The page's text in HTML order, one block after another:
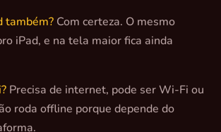
também? Com certeza. O mesmo
iPad, e na tela maior fica ainda
Precisa de internet, pode ser Wi-Fi ou
roda offline porque depende do